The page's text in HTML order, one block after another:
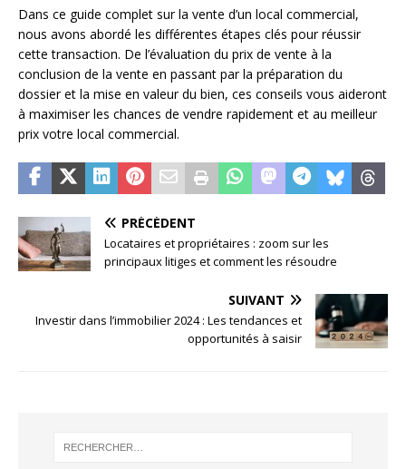
Dans ce guide complet sur la vente d’un local commercial,
nous avons abordé les différentes étapes clés pour réussir
cette transaction. De l’évaluation du prix de vente à la
conclusion de la vente en passant par la préparation du
dossier et la mise en valeur du bien, ces conseils vous aideront
à maximiser les chances de vendre rapidement et au meilleur
prix votre local commercial.
PRÉCÉDENT
Locataires et propriétaires : zoom sur les
principaux litiges et comment les résoudre
SUIVANT
Investir dans l’immobilier 2024 : Les tendances et
opportunités à saisir